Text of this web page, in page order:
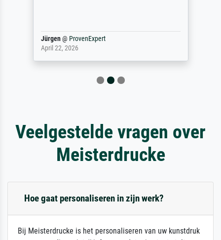
Jürgen@ ProvenExpert
April 22, 2026
Veelgestelde vragen over
Meisterdrucke
Hoe gaat personaliseren in zijn werk?
Bij Meisterdrucke is het personaliseren van uw kunstdruk